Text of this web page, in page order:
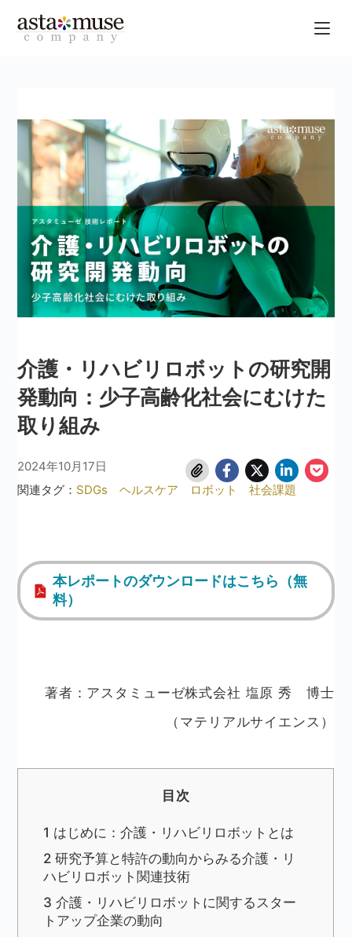
介護・リハビリロボットの研究開
発動向：少子高齢化社会にむけた
取り組み
2024年10月17日
関連タグ： SDGs ヘルスケア ロボット 社会課題
本レポートのダウンロードはこちら（無
料）
著者：アスタミューゼ株式会社 塩原 秀 博士
（マテリアルサイエンス）
目次
1 はじめに：介護・リハビリロボットとは
2 研究予算と特許の動向からみる介護・リ
ハビリロボット関連技術
3 介護・リハビリロボットに関するスター
トアップ企業の動向